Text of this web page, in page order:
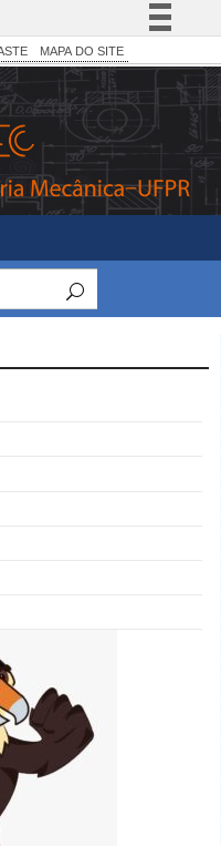
Simplifique!
Comunica BR
Participe
Acesso à informação
Legislação
Canais
MAPA DO SITE